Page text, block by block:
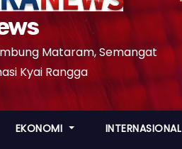
Mataram, Semangat
Kyai Rangga
EKONOMI INTERNASIONAL